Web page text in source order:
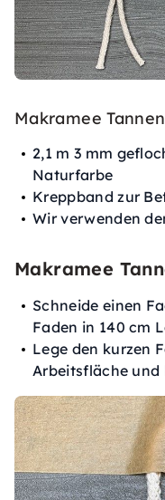
Makramee
2,1 m 3 mm
Naturfarbe
Kreppband zur
Wir verwenden
Makramee
Schneide einen
Faden in 140 cm
Lege den kurzen
Arbeitsfläche und